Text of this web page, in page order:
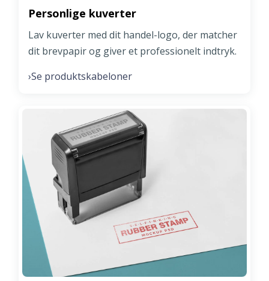
Personlige kuverter
Lav kuverter med dit handel-logo, der matcher
dit brevpapir og giver et professionelt indtryk.
›Se produktskabeloner